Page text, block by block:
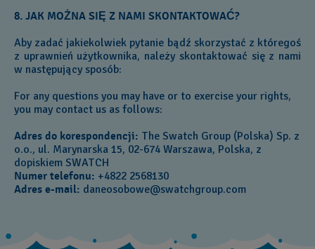
8. JAK MOŻNA SIĘ Z NAMI SKONTAKTOWAĆ?
Aby zadać jakiekolwiek pytanie bądź skorzystać z któregoś
z uprawnień użytkownika, należy skontaktować się z nami
w następujący sposób:
For any questions you may have or to exercise your rights,
you may contact us as follows:
Adres do korespondencji: The Swatch Group (Polska) Sp. z
o.o., ul. Marynarska 15, 02-674 Warszawa, Polska, z
dopiskiem SWATCH
Numer telefonu: +4822 2568130
Adres e-mail: daneosobowe@swatchgroup.com